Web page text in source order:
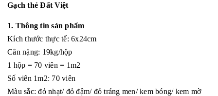
Gạch thẻ Đất Việt
1. Thông tin sản phẩm
Kích thước thực tế: 6x24cm
Cân nặng: 19kg/hộp
1 hộp = 70 viên = 1m2
Số viên 1m2: 70 viên
Màu sắc: đỏ nhạt/ đỏ đậm/ đỏ tráng men/ kem bóng/ kem mờ